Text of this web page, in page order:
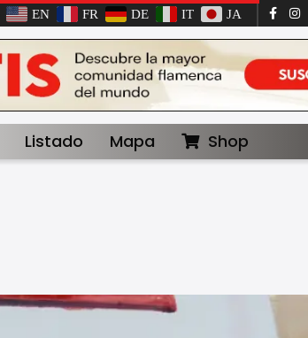
EN FR DE IT JA
Listado Mapa Shop